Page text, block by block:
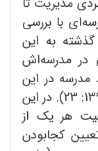
با بررسی
به این
در مدرسه‌اش
در این
شاخص صفر است (عزیزی و دیگران، 1394: 23). در این
هر یک از
کجابودن